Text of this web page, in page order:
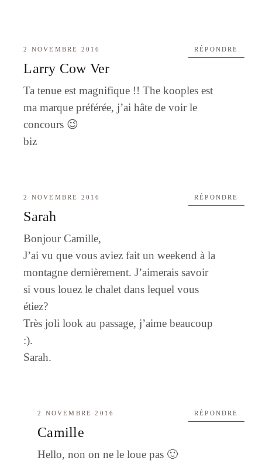
2 NOVEMBRE 2016
Larry Cow Ver
Ta tenue est magnifique !! The kooples est
ma marque préférée, j’ai hâte de voir le
concours 😉
biz
RÉPONDRE
2 NOVEMBRE 2016
Sarah
Bonjour Camille,
J’ai vu que vous aviez fait un weekend à la
montagne dernièrement. J’aimerais savoir
si vous louez le chalet dans lequel vous
étiez?
Très joli look au passage, j’aime beaucoup
:).
Sarah.
RÉPONDRE
2 NOVEMBRE 2016
Camille
Hello, non on ne le loue pas 🙂
RÉPONDRE